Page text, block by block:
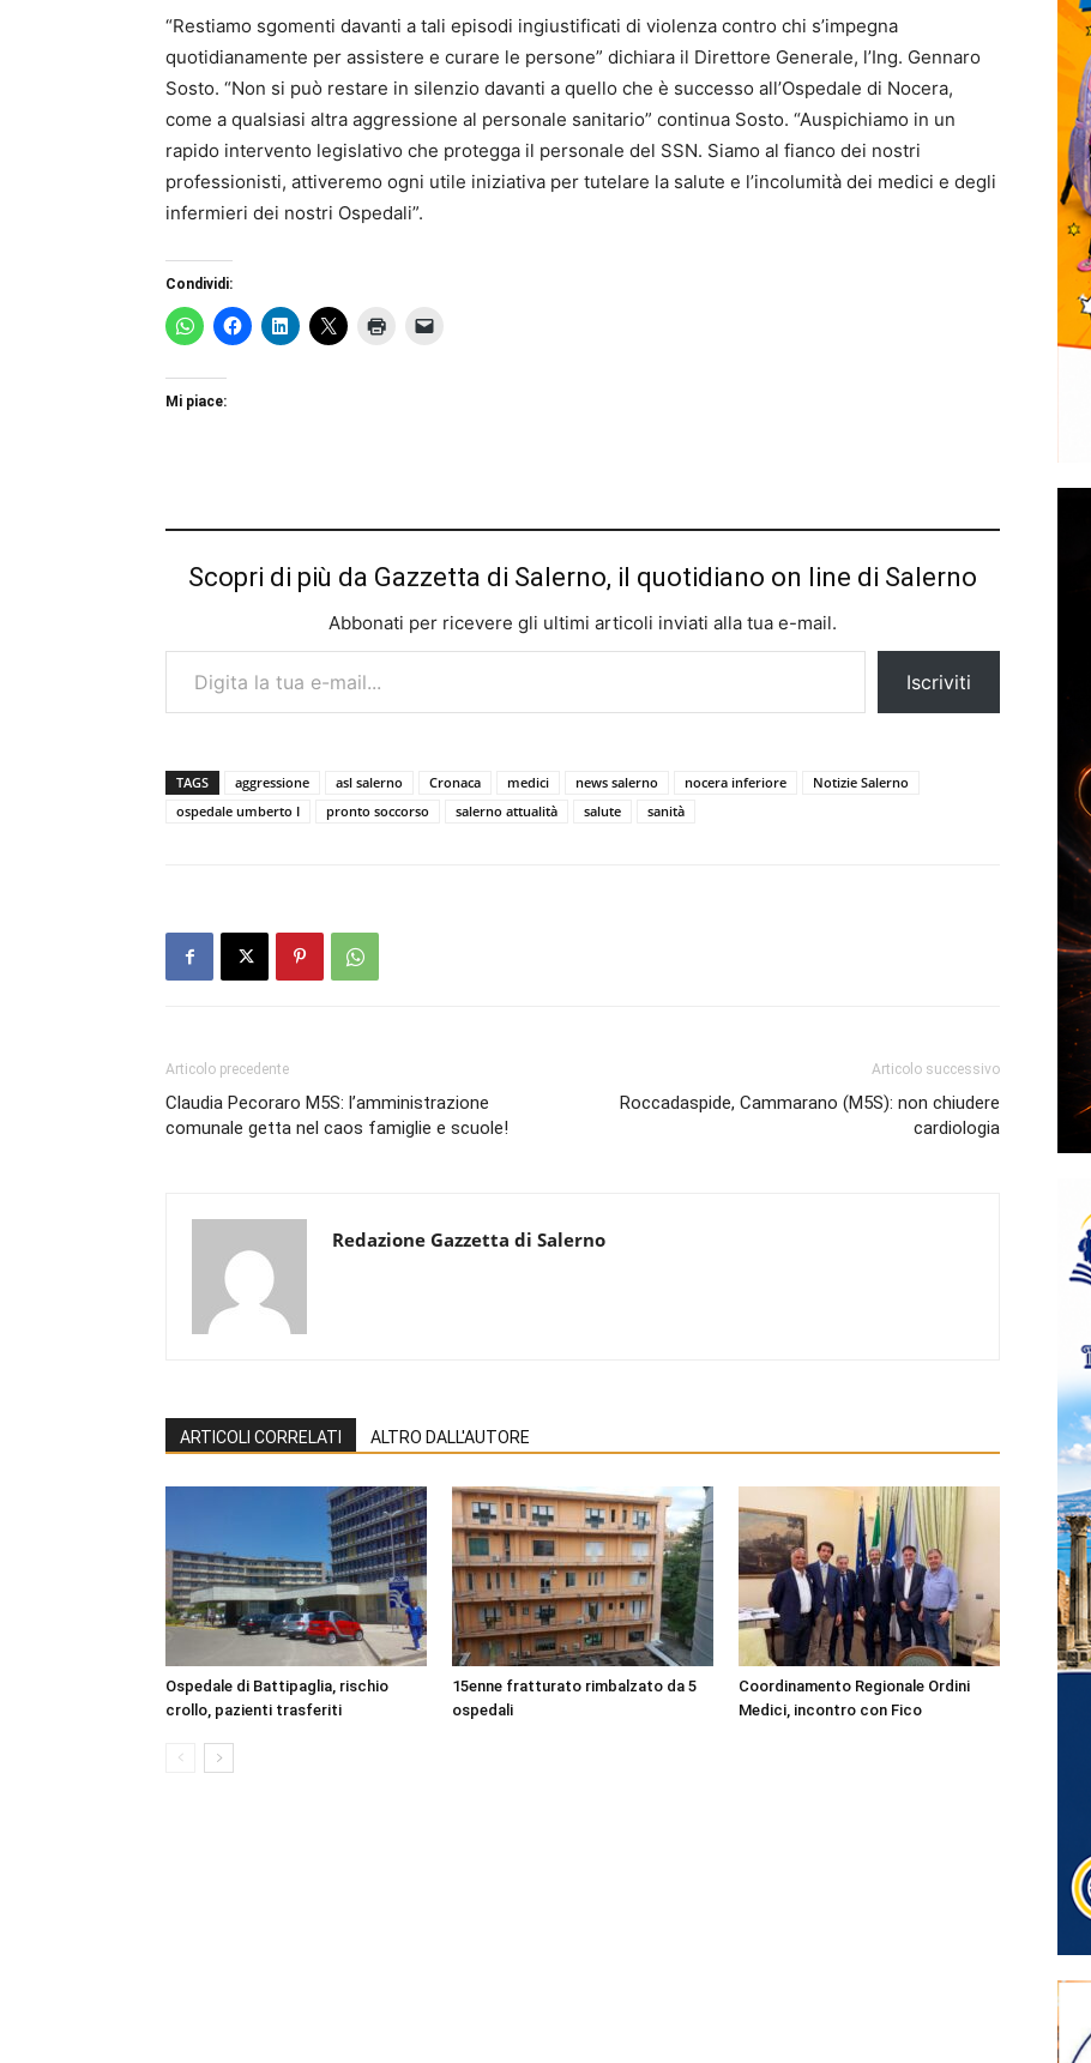
“Restiamo sgomenti davanti a tali episodi ingiustificati di violenza contro chi s’impegna
quotidianamente per assistere e curare le persone” dichiara il Direttore Generale, l’Ing. Gennaro
Sosto. “Non si può restare in silenzio davanti a quello che è successo all’Ospedale di Nocera,
come a qualsiasi altra aggressione al personale sanitario” continua Sosto. “Auspichiamo in un
rapido intervento legislativo che protegga il personale del SSN. Siamo al fianco dei nostri
professionisti, attiveremo ogni utile iniziativa per tutelare la salute e l’incolumità dei medici e degli
infermieri dei nostri Ospedali”.
Condividi:
Mi piace:
Scopri di più da Gazzetta di Salerno, il quotidiano on line di Salerno
Abbonati per ricevere gli ultimi articoli inviati alla tua e-mail.
Digita la tua e-mail...
Iscriviti
TAGS aggressione asl salerno Cronaca medici news salerno nocera inferiore
Notizie Salerno
ospedale umberto I
pronto soccorso salerno attualità salute sanità
Articolo precedente
Claudia Pecoraro M5S: l’amministrazione
comunale getta nel caos famiglie e scuole!
Articolo successivo
Roccadaspide, Cammarano (M5S): non chiudere
cardiologia
Redazione Gazzetta di Salerno
ARTICOLI CORRELATI ALTRO DALL'AUTORE
Ospedale di Battipaglia, rischio
crollo, pazienti trasferiti
15enne fratturato rimbalzato da 5
ospedali
Coordinamento Regionale Ordini
Medici, incontro con Fico